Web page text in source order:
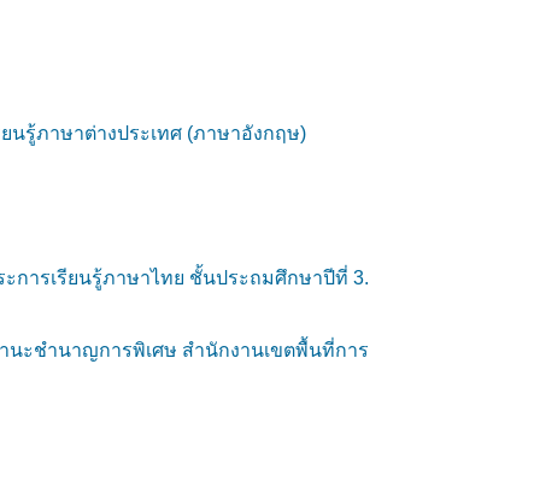
นรู้ภาษาต่างประเทศ (ภาษาอังกฤษ)
การเรียนรู้ภาษาไทย ชั้นประถมศึกษาปีที่ 3.
นะชำนาญการพิเศษ สำนักงานเขตพื้นที่การ